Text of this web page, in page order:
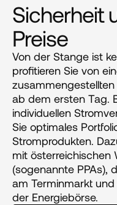
Sicherheit
Preise
Von der Stange ist
profitieren Sie von
ab dem ersten Tag.
individuellen
Sie optimales
Stromprodukten.
mit österreichischen
(sogenannte PPAs),
am Terminmarkt
der Energiebörse.